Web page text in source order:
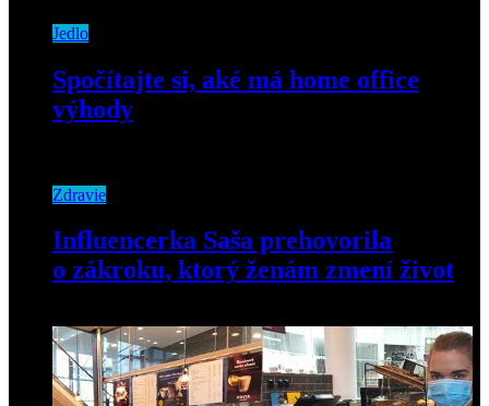
Jedlo
Spočítajte si, aké má home office
výhody
Zdravie
Influencerka Saša prehovorila
o zákroku, ktorý ženám zmení život